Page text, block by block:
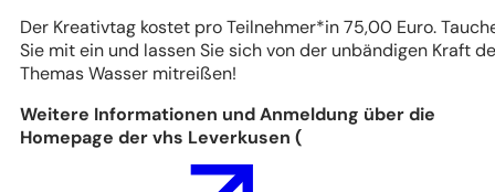
Der Kreativtag kostet pro Teilnehmer*in 75,00 Euro.
Sie mit ein und lassen Sie sich von der unbändigen Kraft
Themas Wasser mitreißen!
Weitere Informationen und Anmeldung über die
Homepage der vhs Leverkusen (